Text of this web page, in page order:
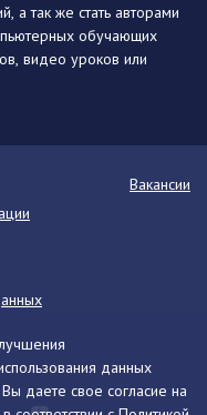
данных
даете свое согласие на
а так же стать авторами
обучающих
видео уроков или
Вакансии